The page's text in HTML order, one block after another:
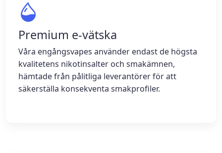
Premium e-vätska
Våra engångsvapes använder endast de högsta
kvalitetens nikotinsalter och smakämnen,
hämtade från pålitliga leverantörer för att
säkerställa konsekventa smakprofiler.